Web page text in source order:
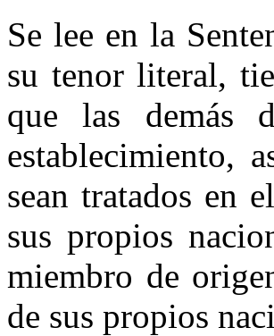
Se lee en la
su tenor literal,
que las demás
establecimiento,
sean tratados en
sus propios
miembro de
de sus propios